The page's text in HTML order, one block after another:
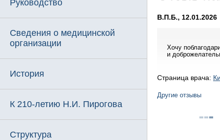
Руководство
Сведения о медицинской
организации
История
К 210-летию Н.И. Пирогова
Структура
В.П.Б., 12.01.2026
Хочу
и
Страница врача:
Другие отзывы